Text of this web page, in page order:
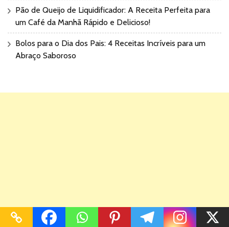
Pão de Queijo de Liquidificador: A Receita Perfeita para
um Café da Manhã Rápido e Delicioso!
Bolos para o Dia dos Pais: 4 Receitas Incríveis para um
Abraço Saboroso